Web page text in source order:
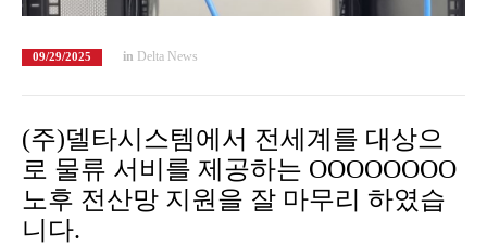
09/29/2025 in Delta News
(주)델타시스템에서 전세계를 대상으
로 물류 서비를 제공하는 OOOOOOOO
노후 전산망 지원을 잘 마무리 하였습
니다.